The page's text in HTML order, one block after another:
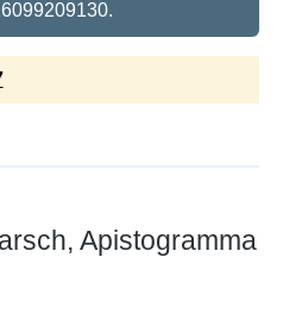
Apistogramma